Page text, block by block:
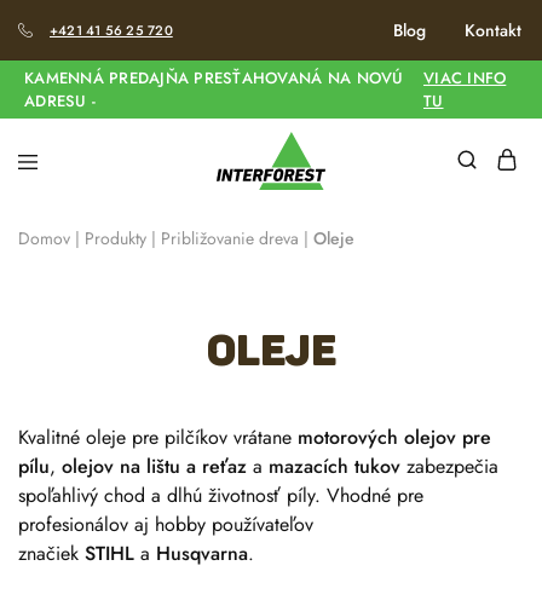
+421 41 56 25 720 Blog Kontakt
KAMENNÁ PREDAJŇA PRESŤAHOVANÁ NA NOVÚ
ADRESU -
VIAC INFO
TU
Domov | Produkty | Približovanie dreva | Oleje
Oleje
Kvalitné oleje pre pilčíkov vrátane motorových olejov pre
pílu, olejov na lištu a reťaz a mazacích tukov zabezpečia
spoľahlivý chod a dlhú životnosť píly. Vhodné pre
profesionálov aj hobby používateľov
značiek STIHL a Husqvarna.